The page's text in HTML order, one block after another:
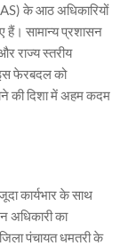
के आठ अधिकारियों
हैं। सामान्य प्रशासन
राज्य स्तरीय
इस फेरबदल को
की दिशा में अहम कदम
कार्यभार के साथ
अधिकारी का
पंचायत धमतरी के